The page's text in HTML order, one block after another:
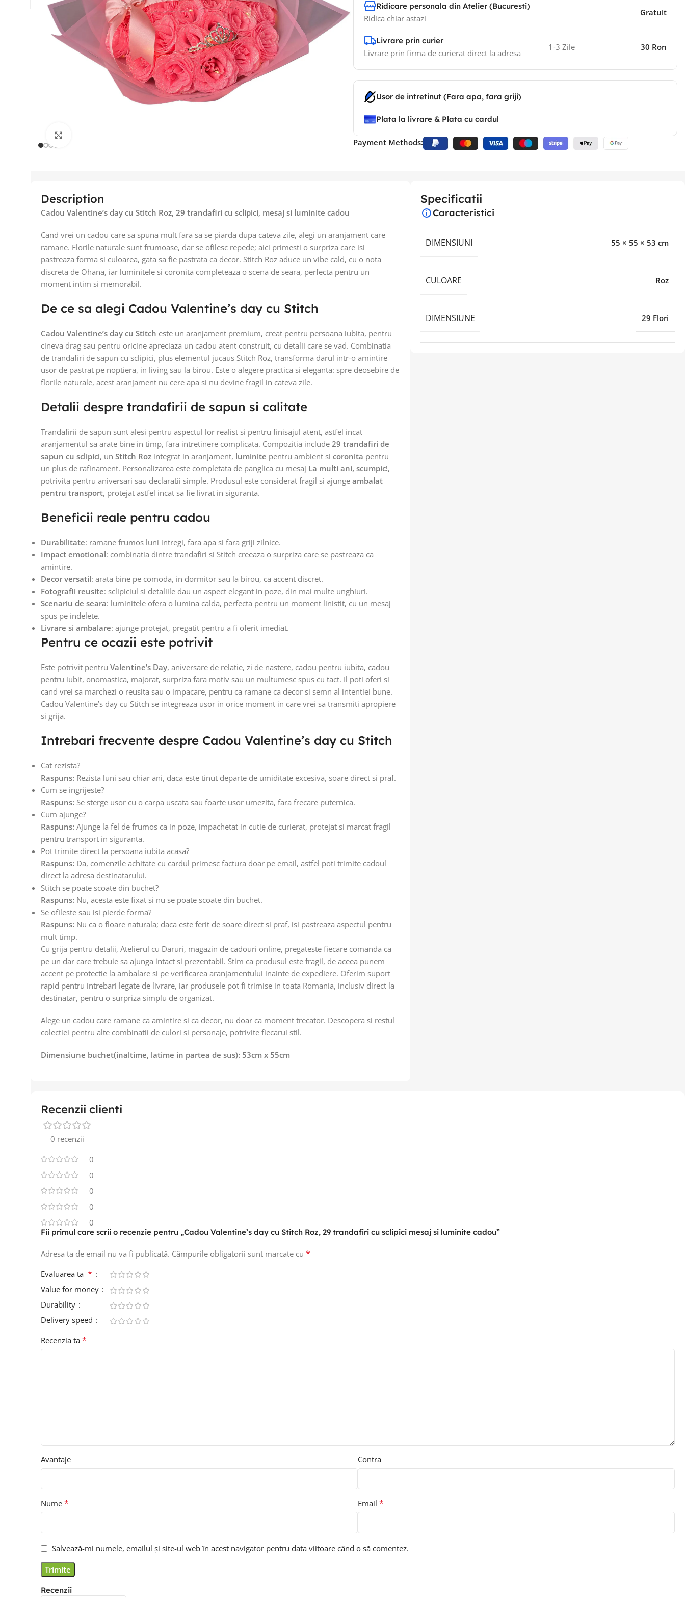
Ridicare personala din Atelier (Bucuresti)
Ridica chiar astazi
Gratuit
Livrare prin curier
Livrare prin firma de curierat direct la adresa
1-3 Zile 30 Ron
Usor de intretinut (Fara apa, fara griji)
Plata la livrare & Plata cu cardul
Payment Methods:
Description
Cadou Valentine’s day cu Stitch Roz, 29 trandafiri cu sclipici, mesaj si luminite cadou
Cand vrei un cadou care sa spuna mult fara sa se piarda dupa cateva zile, alegi un aranjament care
ramane. Florile naturale sunt frumoase, dar se ofilesc repede; aici primesti o surpriza care isi
pastreaza forma si culoarea, gata sa fie pastrata ca decor. Stitch Roz aduce un vibe cald, cu o nota
discreta de Ohana, iar luminitele si coronita completeaza o scena de seara, perfecta pentru un
moment intim si memorabil.
De ce sa alegi Cadou Valentine’s day cu Stitch
Cadou Valentine’s day cu Stitch este un aranjament premium, creat pentru persoana iubita, pentru
cineva drag sau pentru oricine apreciaza un cadou atent construit, cu detalii care se vad. Combinatia
de trandafiri de sapun cu sclipici, plus elementul jucaus Stitch Roz, transforma darul intr-o amintire
usor de pastrat pe noptiera, in living sau la birou. Este o alegere practica si eleganta: spre deosebire de
florile naturale, acest aranjament nu cere apa si nu devine fragil in cateva zile.
Detalii despre trandafirii de sapun si calitate
Trandafirii de sapun sunt alesi pentru aspectul lor realist si pentru finisajul atent, astfel incat
aranjamentul sa arate bine in timp, fara intretinere complicata. Compozitia include 29 trandafiri de
sapun cu sclipici, un Stitch Roz integrat in aranjament, luminite pentru ambient si coronita pentru
un plus de rafinament. Personalizarea este completata de panglica cu mesaj La multi ani, scumpic!,
potrivita pentru aniversari sau declaratii simple. Produsul este considerat fragil si ajunge ambalat
pentru transport, protejat astfel incat sa fie livrat in siguranta.
Beneficii reale pentru cadou
Durabilitate: ramane frumos luni intregi, fara apa si fara griji zilnice.
Impact emotional: combinatia dintre trandafiri si Stitch creeaza o surpriza care se pastreaza ca
amintire.
Decor versatil: arata bine pe comoda, in dormitor sau la birou, ca accent discret.
Fotografii reusite: sclipiciul si detaliile dau un aspect elegant in poze, din mai multe unghiuri.
Scenariu de seara: luminitele ofera o lumina calda, perfecta pentru un moment linistit, cu un mesaj
spus pe indelete.
Livrare si ambalare: ajunge protejat, pregatit pentru a fi oferit imediat.
Pentru ce ocazii este potrivit
Este potrivit pentru Valentine’s Day, aniversare de relatie, zi de nastere, cadou pentru iubita, cadou
pentru iubit, onomastica, majorat, surpriza fara motiv sau un multumesc spus cu tact. Il poti oferi si
cand vrei sa marchezi o reusita sau o impacare, pentru ca ramane ca decor si semn al intentiei bune.
Cadou Valentine’s day cu Stitch se integreaza usor in orice moment in care vrei sa transmiti apropiere
si grija.
Intrebari frecvente despre Cadou Valentine’s day cu Stitch
Cat rezista?
Raspuns: Rezista luni sau chiar ani, daca este tinut departe de umiditate excesiva, soare direct si praf.
Cum se ingrijeste?
Raspuns: Se sterge usor cu o carpa uscata sau foarte usor umezita, fara frecare puternica.
Cum ajunge?
Raspuns: Ajunge la fel de frumos ca in poze, impachetat in cutie de curierat, protejat si marcat fragil
pentru transport in siguranta.
Pot trimite direct la persoana iubita acasa?
Raspuns: Da, comenzile achitate cu cardul primesc factura doar pe email, astfel poti trimite cadoul
direct la adresa destinatarului.
Stitch se poate scoate din buchet?
Raspuns: Nu, acesta este fixat si nu se poate scoate din buchet.
Se ofileste sau isi pierde forma?
Raspuns: Nu ca o floare naturala; daca este ferit de soare direct si praf, isi pastreaza aspectul pentru
mult timp.
Cu grija pentru detalii, Atelierul cu Daruri, magazin de cadouri online, pregateste fiecare comanda ca
pe un dar care trebuie sa ajunga intact si prezentabil. Stim ca produsul este fragil, de aceea punem
accent pe protectie la ambalare si pe verificarea aranjamentului inainte de expediere. Oferim suport
rapid pentru intrebari legate de livrare, iar produsele pot fi trimise in toata Romania, inclusiv direct la
destinatar, pentru o surpriza simplu de organizat.
Alege un cadou care ramane ca amintire si ca decor, nu doar ca moment trecator. Descopera si restul
colectiei pentru alte combinatii de culori si personaje, potrivite fiecarui stil.
Dimensiune buchet(inaltime, latime in partea de sus): 53cm x 55cm
Specificatii
Caracteristici
DIMENSIUNI 55 × 55 × 53 cm
CULOARE Roz
DIMENSIUNE 29 Flori
Recenzii clienti
0 recenzii
0
0
0
0
0
Recenzii
Fii primul care scrii o recenzie pentru „Cadou Valentine’s day cu Stitch Roz, 29 trandafiri cu sclipici mesaj si luminite cadou”
Adresa ta de email nu va fi publicată. Câmpurile obligatorii sunt marcate cu *
Evaluarea ta *
Value for money
Durability
Delivery speed
Recenzia ta *
Avantaje Contra
Nume * Email *
Salvează-mi numele, emailul și site-ul web în acest navigator pentru data viitoare când o să comentez.